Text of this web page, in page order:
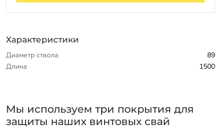
Характеристики
Диаметр ствола
89
Длина
1500
Мы используем три покрытия для
защиты наших винтовых свай